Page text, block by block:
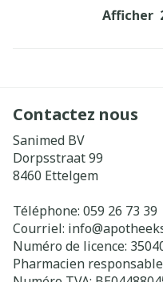
Afficher
Contactez nous
Sanimed BV
Dorpsstraat 99
8460 Ettelgem
Téléphone: 059 26 73 39
Courriel: info@
Numéro de licence:
Pharmacien